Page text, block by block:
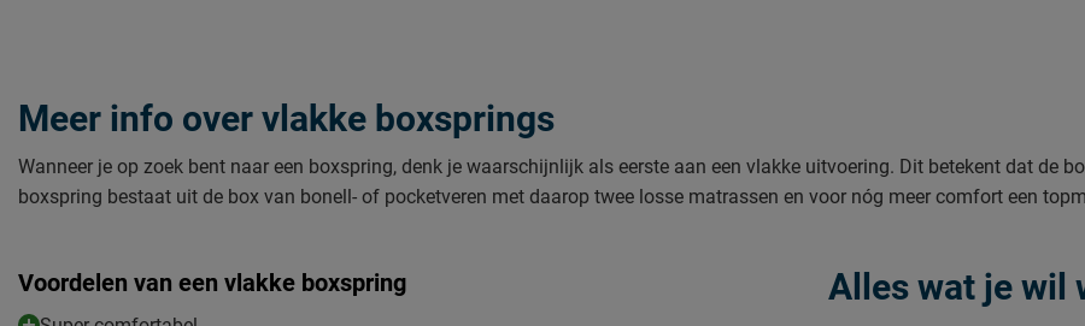
Meer info over vlakke boxsprings
Wanneer je op zoek bent naar een boxspring, denk je waarschijnlijk als eerste aan een vlakke uitvoering. Dit betekent dat de
boxspring bestaat uit de box van bonell- of pocketveren met daarop twee losse matrassen en voor nóg meer comfort een
Voordelen van een vlakke boxspring Alles wat je wil